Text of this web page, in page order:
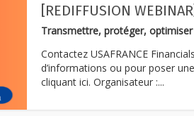
[REDIFFUSION
Transmettre, protéger, optimiser
Contactez USAFRANCE
d’informations ou pour poser
cliquant ici. Organisateur :...